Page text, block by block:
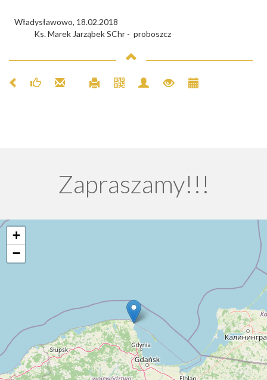
Władysławowo, 18.02.2018
Ks. Marek Jarząbek SChr - proboszcz
Zapraszamy!!!
+
−